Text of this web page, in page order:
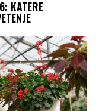
KATERE